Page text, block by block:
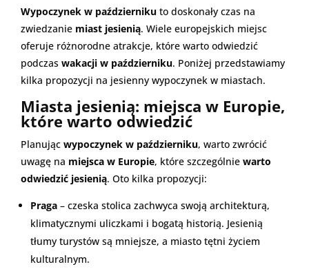
Wypoczynek w październiku to doskonały czas na
zwiedzanie miast jesienią. Wiele europejskich miejsc
oferuje różnorodne atrakcje, które warto odwiedzić
podczas wakacji w październiku. Poniżej przedstawiamy
kilka propozycji na jesienny wypoczynek w miastach.
Miasta jesienią: miejsca w Europie,
które warto odwiedzić
Planując wypoczynek w październiku, warto zwrócić
uwagę na miejsca w Europie, które szczególnie warto
odwiedzić jesienią. Oto kilka propozycji:
Praga – czeska stolica zachwyca swoją architekturą,
klimatycznymi uliczkami i bogatą historią. Jesienią
tłumy turystów są mniejsze, a miasto tętni życiem
kulturalnym.